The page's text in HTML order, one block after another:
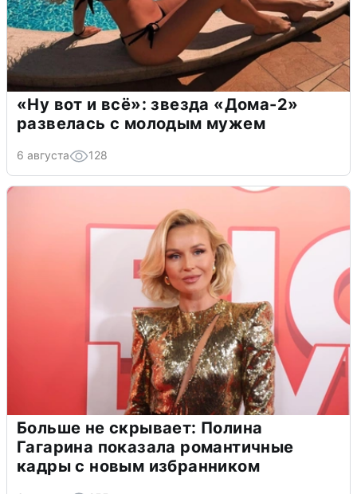
«Ну вот и всё»: звезда «Дома-2»
развелась с молодым мужем
6 августа 128
Больше не скрывает: Полина
Гагарина показала романтичные
кадры с новым избранником